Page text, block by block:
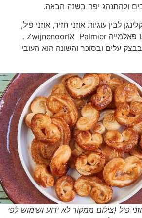
ולהתנהג יפה בשנה הבאה.
לבין עוגיות אוזני חזיר, אוזני פיל,
אוזני חמור, דקליות או פאלמייה Palmier אוZwijnenoor .
עלים ובסוכר והשונה הוא העובי
פיל (צילום ממקור לא ידוע ושימוש לפי